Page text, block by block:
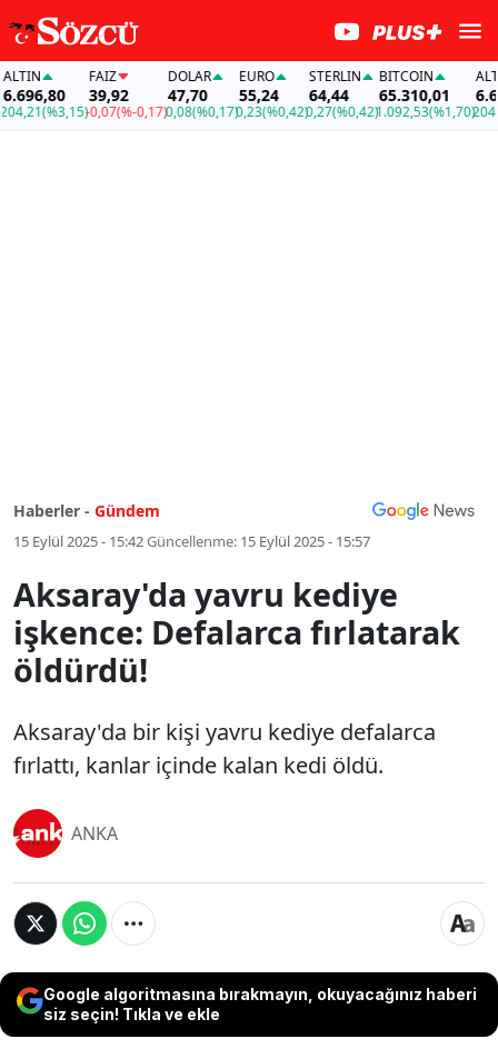
(%3,15)
FAİZ
39,92
-0,07(%-0,17)
DOLAR
47,70
0,08(%0,17)
EURO
55,24
0,23(%0,42)
STERLIN
64,44
0,27(%0,42)
BITCOIN
65.310,01
1.092,53(%1,70)
ALTIN
Haberler - Gündem
15 Eylül 2025 - 15:42Güncellenme: 15 Eylül 2025 - 15:57
Aksaray'da yavru kediye
işkence: Defalarca fırlatarak
öldürdü!
Aksaray'da bir kişi yavru kediye defalarca
fırlattı, kanlar içinde kalan kedi öldü.
ANKA
Google algoritmasına bırakmayın, okuyacağınız haberi
siz seçin! Tıkla ve ekle